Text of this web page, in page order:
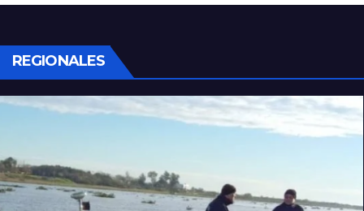
le costó la vida a un niño de 4 años
REGIONALES